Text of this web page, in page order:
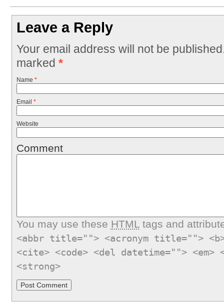
Leave a Reply
Your email address will not be
marked *
Name *
Email *
Website
Comment
You may use these HTMLtags and
<abbr title=""> <acronym title="">
<cite> <code> <del datetime="">
<strong>